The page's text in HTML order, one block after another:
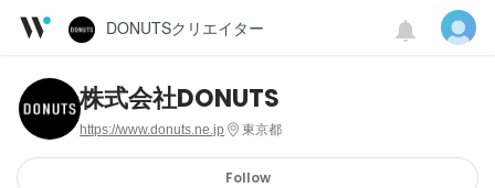
DONUTSクリエイター
株式会社DONUTS
https://www.donuts.ne.jp 東京都
Follow